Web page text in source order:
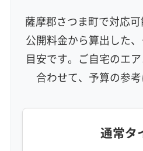
エコ洗剤使用
アレルギー対策
地域密着型
フランチャイズ
利便性・サービス (12)
定額料金 複数台割引 初回割引
薩摩郡さつま町で対応可
公開料金から算出した
目安です。ご自宅のエ
合わせて、予算の参考
通常タ